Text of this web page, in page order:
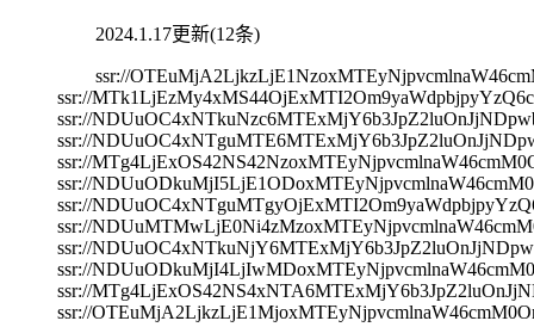
2024.1.17更新(12条)
ssr://
ssr://
ssr://
ssr://
ssr://
ssr://
ssr://
ssr://
ssr://
ssr://
ssr://
ssr://